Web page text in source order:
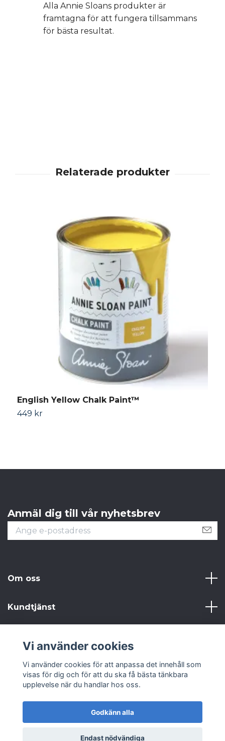
Alla Annie Sloans produkter är
framtagna för att fungera tillsammans
för bästa resultat.
English Yellow Chalk Paint™
449 kr
Anmäl dig till vår nyhetsbrev
Om oss
Kundtjänst
Sociala medier
© 2026 Från Gammalt till Annat AB
Vi använder cookies
Vi använder cookies för att anpassa det innehåll som
visas för dig och för att du ska få bästa tänkbara
upplevelse när du handlar hos oss.
Godkänn alla
Endast nödvändiga